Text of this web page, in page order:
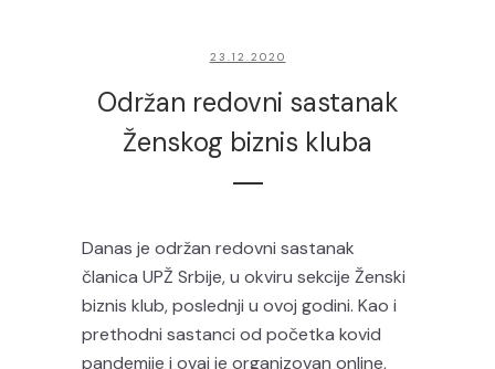
23.12.2020
Održan redovni sastanak
Ženskog biznis kluba
Danas je održan redovni sastanak
članica UPŽ Srbije, u okviru sekcije Ženski
biznis klub, poslednji u ovoj godini. Kao i
prethodni sastanci od početka kovid
pandemije i ovaj je organizovan online,